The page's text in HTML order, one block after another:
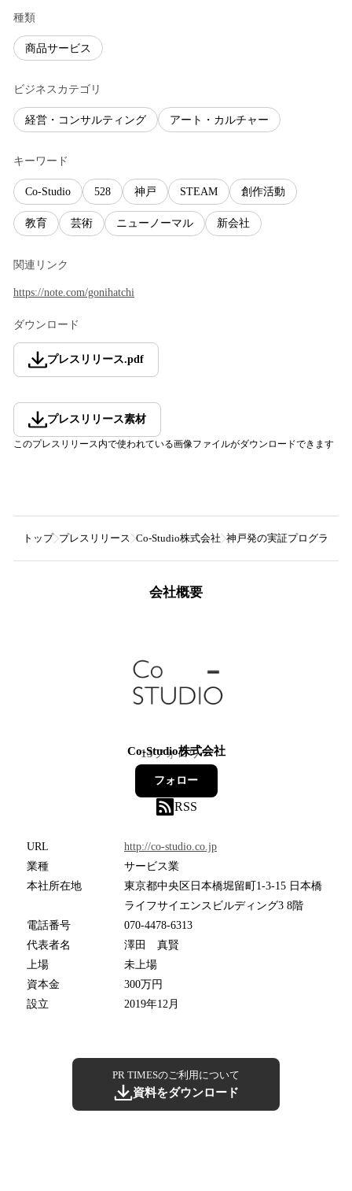
種類
商品サービス
ビジネスカテゴリ
経営・コンサルティング アート・カルチャー
キーワード
Co-Studio 528 神戸 STEAM 創作活動
教育 芸術 ニューノーマル 新会社
関連リンク
https://note.com/gonihatchi
ダウンロード
プレスリリース.pdf
プレスリリース素材
このプレスリリース内で使われている画像ファイルがダウンロードできます
トップ プレスリリース Co-Studio株式会社 神戸発の実証プログラム
会社概要
Co-Studio株式会社
13フォロワー
フォロー
RSS
URL
http://co-studio.co.jp
業種
サービス業
本社所在地
東京都中央区日本橋堀留町1-3-15 日本橋
ライフサイエンスビルディング3 8階
電話番号
070-4478-6313
代表者名
澤田 真賢
上場
未上場
資本金
300万円
設立
2019年12月
PR TIMESのご利用について
資料をダウンロード